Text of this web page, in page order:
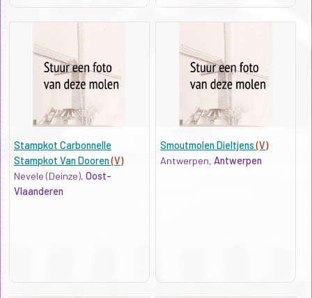
Stampkot Carbonnelle
Stampkot Van Dooren(V)
Nevele (Deinze), Oost-
Vlaanderen
Smoutmolen Dieltjens(V)
Antwerpen,Antwerpen